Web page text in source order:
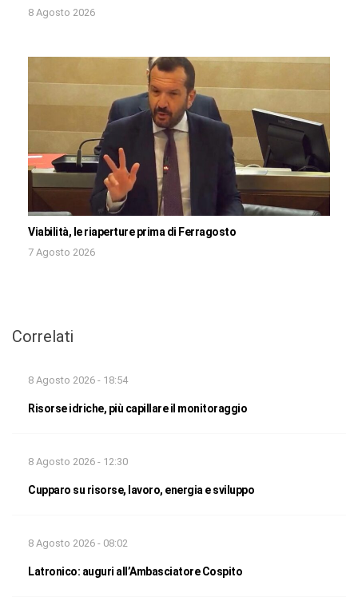
8 Agosto 2026
Viabilità, le riaperture prima di Ferragosto
7 Agosto 2026
Correlati
8 Agosto 2026 - 18:54
Risorse idriche, più capillare il monitoraggio
8 Agosto 2026 - 12:30
Cupparo su risorse, lavoro, energia e sviluppo
8 Agosto 2026 - 08:02
Latronico: auguri all’Ambasciatore Cospito